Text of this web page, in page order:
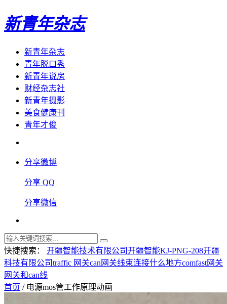
新青年杂志
新青年杂志
青年脱口秀
新青年说房
财经杂志社
新青年摄影
美食健康刊
青年才俊
分享微博
分享 QQ
分享微信
快捷搜索： 开疆智能技术有限公司开疆智能KJ-PNG-208开疆
科技有限公司traffic 网关can网关线束连接什么地方comfast网关
网关和can线
首页 / 电源mos管工作原理动画